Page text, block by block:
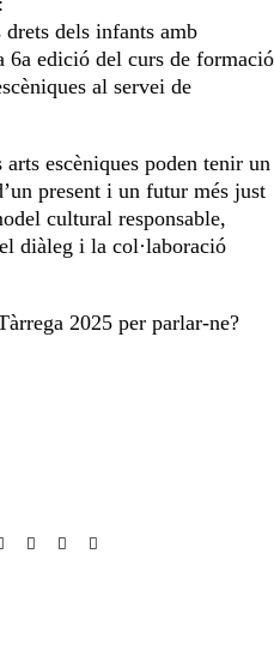
drets dels infants amb
6a edició del curs de formació
al servei de
escèniques poden tenir un
present i un futur més just
cultural responsable,
diàleg i la col·laboració
2025 per parlar-ne?